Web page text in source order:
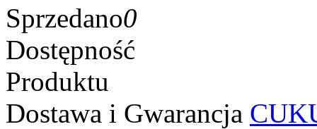
Sprzedano0
Dostępność
Produktu
Dostawa i Gwarancja